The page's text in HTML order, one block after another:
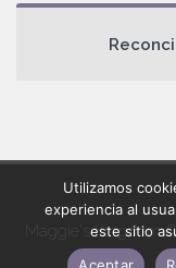
Maggie's Kingdom
Utilizamos
experiencia al
este sitio
Aceptar